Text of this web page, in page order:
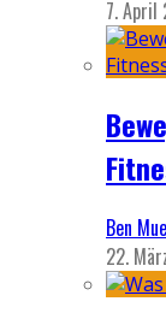
7. April
Ben
22.